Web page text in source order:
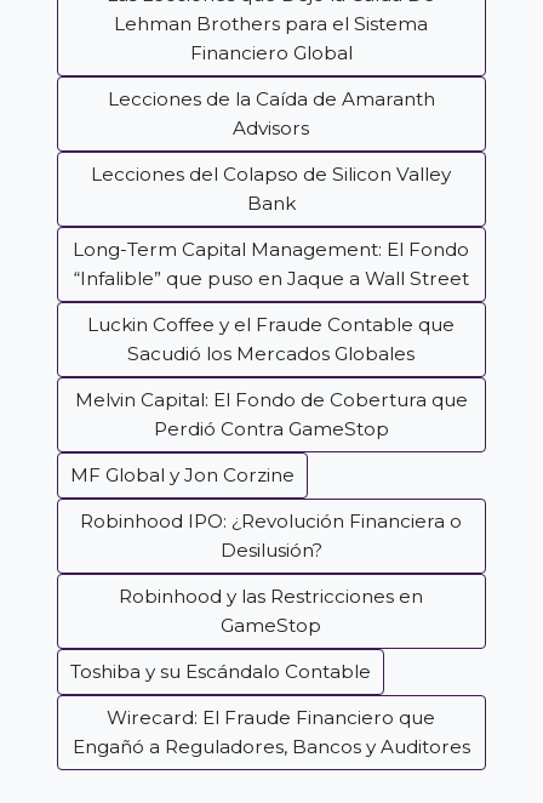
Lehman Brothers para el Sistema
Financiero Global
Lecciones de la Caída de Amaranth
Advisors
Lecciones del Colapso de Silicon Valley
Bank
Long-Term Capital Management: El Fondo
“Infalible” que puso en Jaque a Wall Street
Luckin Coffee y el Fraude Contable que
Sacudió los Mercados Globales
Melvin Capital: El Fondo de Cobertura que
Perdió Contra GameStop
MF Global y Jon Corzine
Robinhood IPO: ¿Revolución Financiera o
Desilusión?
Robinhood y las Restricciones en
GameStop
Toshiba y su Escándalo Contable
Wirecard: El Fraude Financiero que
Engañó a Reguladores, Bancos y Auditores